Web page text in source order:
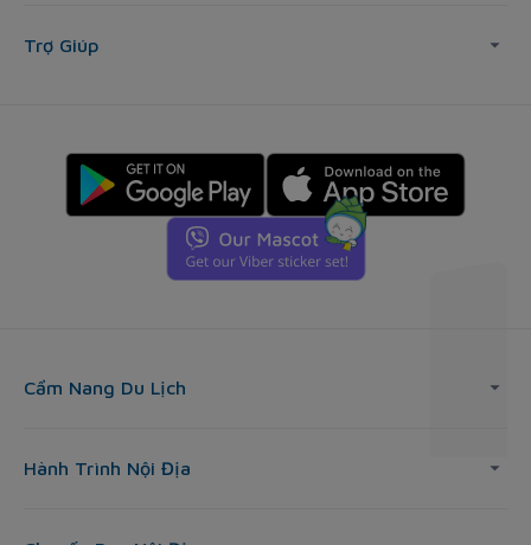
Trợ Giúp
Cẩm Nang Du Lịch
Hành Trình Nội Địa